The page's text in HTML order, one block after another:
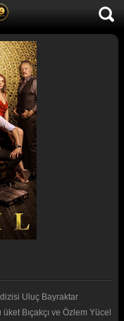
dizisi Uluç Bayraktar
Bıçakçı ve Özlem Yücel